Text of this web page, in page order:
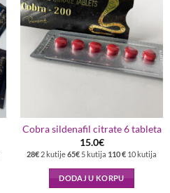
Cobra sildenafil citrate 6 tableta
15.0€
28€ 2 kutije65€ 5 kutija 110 € 10 kutija
DODAJ U KORPU